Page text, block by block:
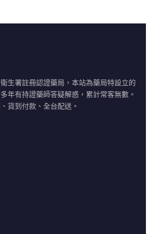
生署註冊認證藥局，本站為藥局特設立的
年有持證藥師答疑解惑，累計常客無數。
貨到付款、全台配送。